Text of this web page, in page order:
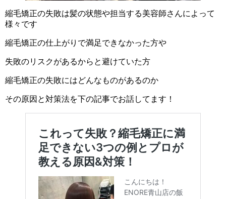
縮毛矯正の失敗は髪の状態や担当する美容師さんによって
様々です
縮毛矯正の仕上がりで満足できなかった方や
失敗のリスクがあるからと避けていた方
縮毛矯正の失敗にはどんなものがあるのか
その原因と対策法を下の記事でお話してます！